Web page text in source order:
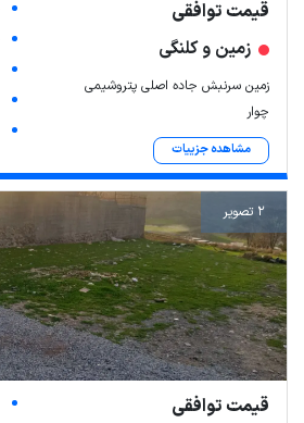
قیمت توافقی
زمین و کلنگی
زمین سرنبش جاده اصلی پتروشیمی
چوار
مشاهده جزییات
2 تصویر
قیمت توافقی